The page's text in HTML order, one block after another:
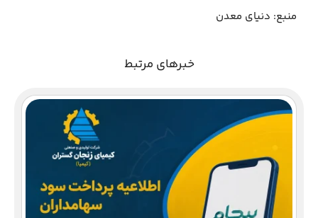
منبع: دنیای معدن
خبرهای مرتبط